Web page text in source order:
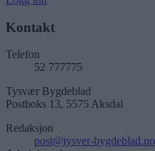
Kontakt
Telefon
52 777775
Tysvær Bygdeblad
Postboks 13, 5575 Aksdal
Redaksjon
post@tysver-bygdeblad.no